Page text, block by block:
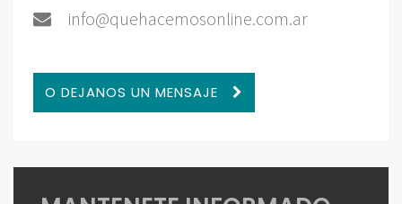
info@quehacemosonline.com.ar
O DEJANOS UN MENSAJE